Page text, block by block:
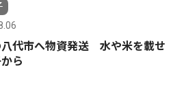
代市へ物資発送 水や米を載せ
ら